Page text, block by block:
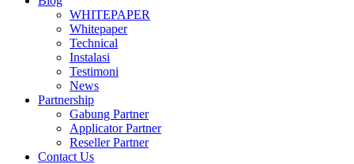
WHITEPAPER
Whitepaper
Technical
Instalasi
Testimoni
News
Partnership
Gabung Partner
Applicator Partner
Reseller Partner
Contact Us